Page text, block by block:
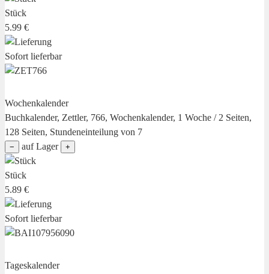
Stück
5.99 €
Sofort lieferbar
Wochenkalender
Buchkalender, Zettler, 766, Wochenkalender, 1 Woche / 2 Seiten,
128 Seiten, Stundeneinteilung von 7
− auf Lager +
Stück
5.89 €
Sofort lieferbar
Tageskalender